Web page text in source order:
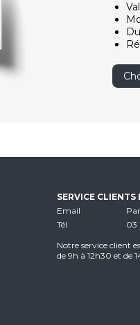
SERVICE
Email
Tél
03
Notre service client
de 9h à 12h30 et de